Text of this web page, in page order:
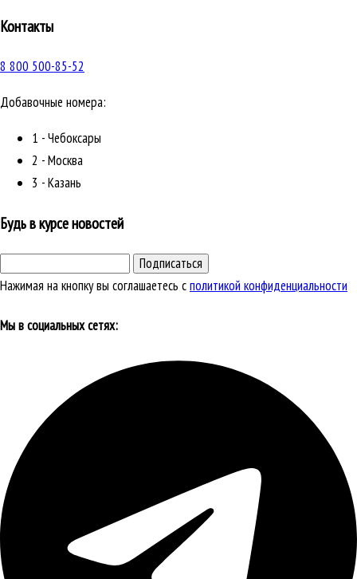
Контакты
8 800 500-85-52
Добавочные номера:
1 - Чебоксары
2 - Москва
3 - Казань
Будь в курсе новостей
Подписаться
Нажимая на кнопку вы соглашаетесь сполитикой конфиденциальности
Мы в социальных сетях: